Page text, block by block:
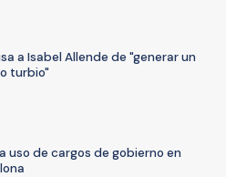
a Isabel Allende de "generar un
turbio"
uso de cargos de gobierno en